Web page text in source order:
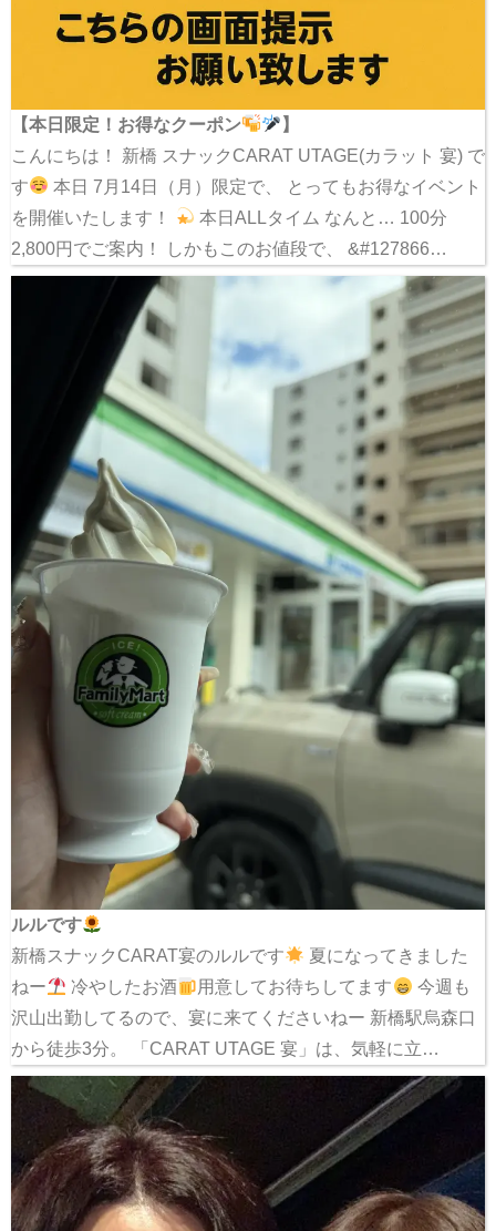
【本日限定！お得なクーポン
】
こんにちは！ 新橋 スナックCARAT UTAGE(カラット 宴) で
す
本日 7月14日（月）限定で、 とってもお得なイベント
を開催いたします！
本日ALLタイム なんと… 100分
2,800円でご案内！ しかもこのお値段で、 &#127866…
ルルです
新橋スナックCARAT宴のルルです
夏になってきました
ねー
冷やしたお酒 用意してお待ちしてます
今週も
沢山出勤してるので、宴に来てくださいねー 新橋駅烏森口
から徒歩3分。 「CARAT UTAGE 宴」は、気軽に立…